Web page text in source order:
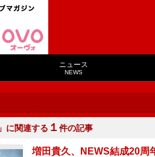
ニュース
NEWS
」に関連する １ 件の記事
増田貴久、NEWS結成20周